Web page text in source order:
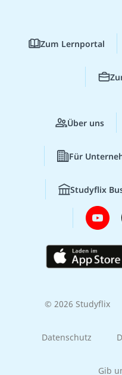
Zum Lernportal
Über uns
Für
Studyflix
© 2026 Studyflix
Datenschutz
Gib